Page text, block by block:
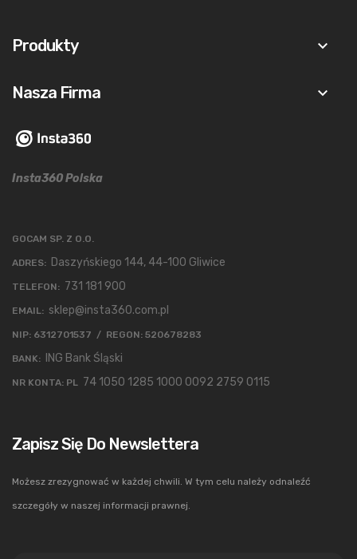
Produkty keyboard_arrow_down
Nasza Firma keyboard_arrow_down
Insta360 Polska
GOCAM SP. Z O.O.
ADRES: Daszyńskiego 144, 44-100 Gliwice
TELEFON: 731 181 900
EMAIL: sklep@insta360.com.pl
NIP: 6312701537 / REGON: 520678283
BANK: ING Bank Śląski
NR KONTA: PL 74 1050 1285 1000 0092 2759 0115
Zapisz Się Do Newslettera
Możesz zrezygnować w każdej chwili. W tym celu należy odnaleźć
szczegóły w naszej informacji prawnej.